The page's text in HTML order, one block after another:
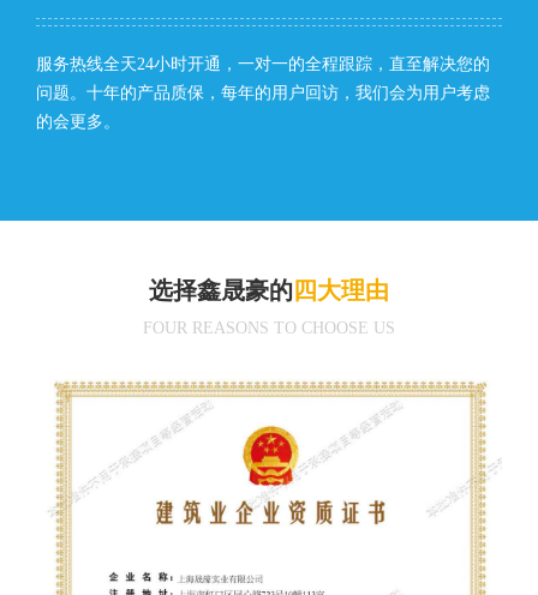
服务热线全天24小时开通，一对一的全程跟踪，直至解决您的
问题。十年的产品质保，每年的用户回访，我们会为用户考虑
的会更多。
选择鑫晟豪的 四大理由
FOUR REASONS TO CHOOSE US